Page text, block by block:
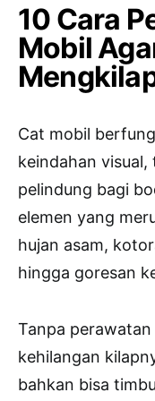
10 Cara
Mobil
Cat mobil
keindahan visual,
pelindung bagi
elemen yang
hujan asam,
hingga goresan
Tanpa
kehilangan
bahkan bisa